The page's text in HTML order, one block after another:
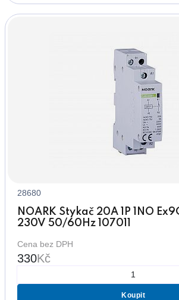
28680
NOARK Stykač 20A 1P 1NO
230V 50/60Hz 107011
Cena bez DPH
330Kč
Koupit